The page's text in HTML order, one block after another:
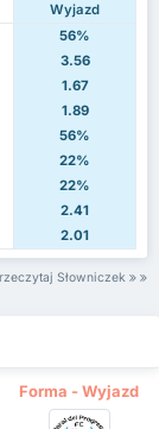
Wyjazd
56%
3.56
1.67
1.89
56%
22%
22%
2.41
2.01
Słowniczek
Forma - Wyjazd